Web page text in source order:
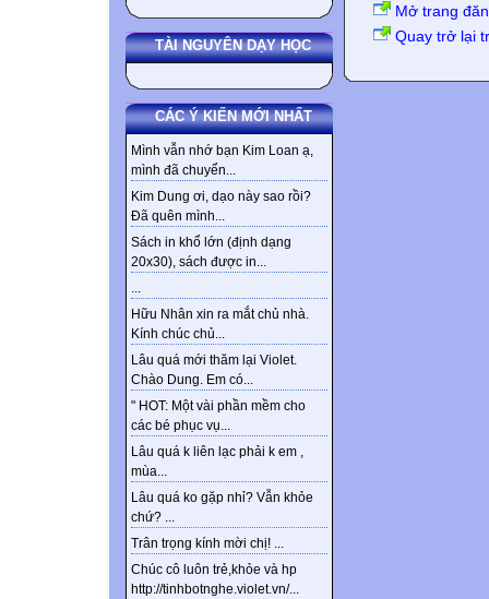
TÀI NGUYÊN DẠY HỌC
CÁC Ý KIẾN MỚI NHẤT
Mình vẫn nhớ bạn Kim Loan ạ,
mình đã chuyển...
Kim Dung ơi, dạo này sao rồi?
Đã quên mình...
Sách in khổ lớn (định dạng
20x30), sách được in...
...
Hữu Nhân xin ra mắt chủ nhà.
Kính chúc chủ...
Lâu quá mới thăm lại Violet.
Chào Dung. Em có...
" HOT: Một vài phần mềm cho
các bé phục vụ...
Lâu quá k liên lạc phải k em ,
mùa...
Lâu quá ko gặp nhỉ? Vẫn khỏe
chứ? ...
Trân trọng kính mời chị! ...
Chúc cô luôn trẻ,khỏe và hp
http://tinhbotnghe.violet.vn/...
Mở trang
Quay trở lại